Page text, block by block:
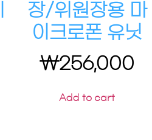
장/위원장용 마
이크로폰 유닛
₩256,000
Add to cart